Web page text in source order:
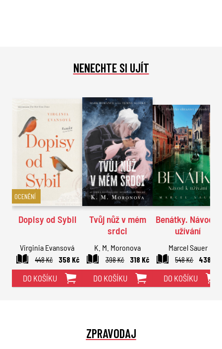
NENECHTE SI UJÍT
OCENĚNÍ
Dopisy od Sybil
Virginia Evansová
448 Kč
358 Kč
DO KOŠÍKU
Tvůj nůž v mém
srdci
K. M. Moronova
398 Kč
318 Kč
DO KOŠÍKU
Benátky. Návod k
užívání
Marcel Sauer
548 Kč
438 Kč
DO KOŠÍKU
ZPRAVODAJ